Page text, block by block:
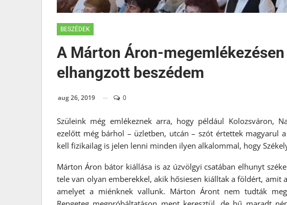
BESZÉDEK
A Márton Áron-
elhangzott beszédem
aug 26, 2019 0
Szüleink még emlékeznek arra, hogy például Kolozsváron,
ezelőtt még bárhol – üzletben, utcán – szót értettek magyarul
kell fizikailag is jelen lenni minden ilyen alkalommal, hogy
Márton Áron bátor kiállása is az úzvölgyi csatában elhunyt
tele van olyan emberekkel, akik hősiesen kiálltak a földért, amit
amelyet a miénknek vallunk. Márton Áront nem tudták